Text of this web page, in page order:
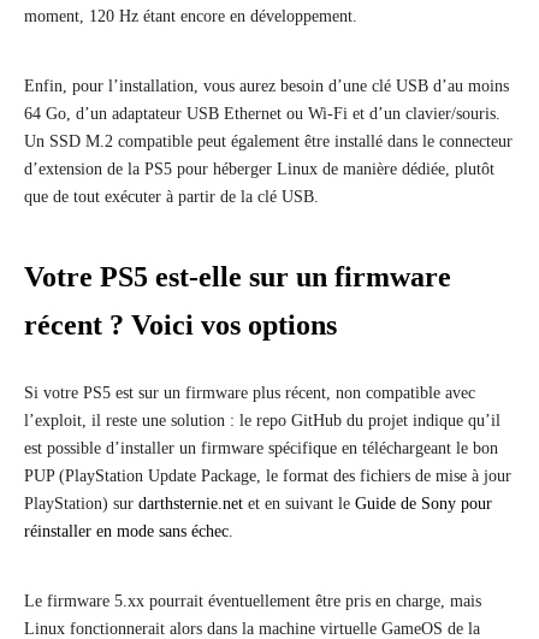
moment, 120 Hz étant encore en développement.
Enfin, pour l’installation, vous aurez besoin d’une clé USB d’au moins
64 Go, d’un adaptateur USB Ethernet ou Wi-Fi et d’un clavier/souris.
Un SSD M.2 compatible peut également être installé dans le connecteur
d’extension de la PS5 pour héberger Linux de manière dédiée, plutôt
que de tout exécuter à partir de la clé USB.
Votre PS5 est-elle sur un firmware
récent ? Voici vos options
Si votre PS5 est sur un firmware plus récent, non compatible avec
l’exploit, il reste une solution : le repo GitHub du projet indique qu’il
est possible d’installer un firmware spécifique en téléchargeant le bon
PUP (PlayStation Update Package, le format des fichiers de mise à jour
PlayStation) sur darthsternie.net et en suivant le Guide de Sony pour
réinstaller en mode sans échec.
Le firmware 5.xx pourrait éventuellement être pris en charge, mais
Linux fonctionnerait alors dans la machine virtuelle GameOS de la